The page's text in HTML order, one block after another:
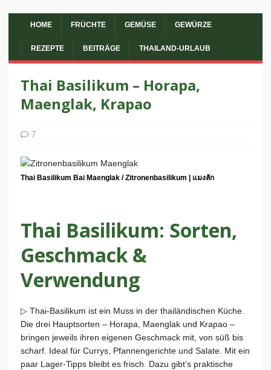
HOME FRÜCHTE GEMÜSE GEWÜRZE
REZEPTE BEITRÄGE THAILAND-URLAUB
Thai Basilikum – Horapa,
Maenglak, Krapao
7
Thai Basilikum Bai Maenglak / Zitronenbasilikum | แมงลัก
Thai Basilikum: Sorten,
Geschmack &
Verwendung
▷ Thai-Basilikum ist ein Muss in der thailändischen Küche.
Die drei Hauptsorten – Horapa, Maenglak und Krapao –
bringen jeweils ihren eigenen Geschmack mit, von süß bis
scharf. Ideal für Currys, Pfannengerichte und Salate. Mit ein
paar Lager-Tipps bleibt es frisch. Dazu gibt’s praktische